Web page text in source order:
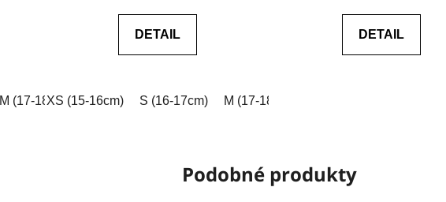
M (17-18cm) L (18-19cm) XL (19-20cm) XXL (20-21cm)
z
DETAIL
XS (15-16cm) S (16-17cm) M (17-18cm)
z
DETAIL
Podobné produkty